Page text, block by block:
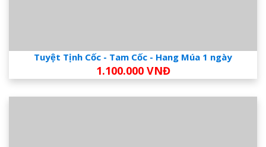
Tuyệt Tịnh Cốc - Tam Cốc - Hang Múa 1 ngày
1.100.000 VNĐ